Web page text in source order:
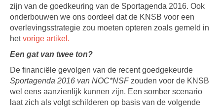
zijn van de goedkeuring van de Sportagenda 2016. Ook
onderbouwen we ons oordeel dat de KNSB voor een
overlevingsstrategie zou moeten opteren zoals gemeld in
hetvorige artikel.
Een gat van twee ton?
De financiële gevolgen van de recent goedgekeurde
Sportagenda 2016 van NOC*NSFzouden voor de KNSB
wel eens aanzienlijk kunnen zijn. Een somber scenario
laat zich als volgt schilderen op basis van de volgende